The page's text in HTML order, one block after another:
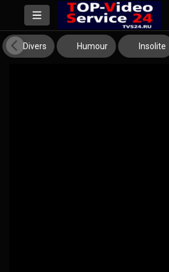
Divers Humour Insolite